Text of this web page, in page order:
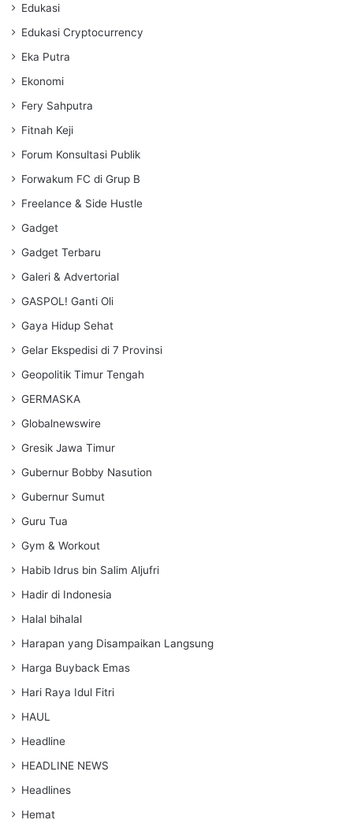
Edukasi
Edukasi Cryptocurrency
Eka Putra
Ekonomi
Fery Sahputra
Fitnah Keji
Forum Konsultasi Publik
Forwakum FC di Grup B
Freelance & Side Hustle
Gadget
Gadget Terbaru
Galeri & Advertorial
GASPOL! Ganti Oli
Gaya Hidup Sehat
Gelar Ekspedisi di 7 Provinsi
Geopolitik Timur Tengah
GERMASKA
Globalnewswire
Gresik Jawa Timur
Gubernur Bobby Nasution
Gubernur Sumut
Guru Tua
Gym & Workout
Habib Idrus bin Salim Aljufri
Hadir di Indonesia
Halal bihalal
Harapan yang Disampaikan Langsung
Harga Buyback Emas
Hari Raya Idul Fitri
HAUL
Headline
HEADLINE NEWS
Headlines
Hemat